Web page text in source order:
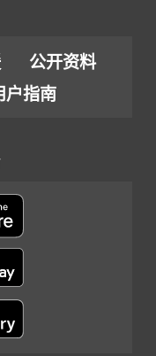
公开资料
户指南